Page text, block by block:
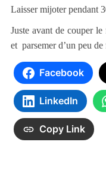
Laisser mijoter pendant
Juste avant de couper
et parsemer d’un peu de
Facebook
LinkedIn
Copy Link